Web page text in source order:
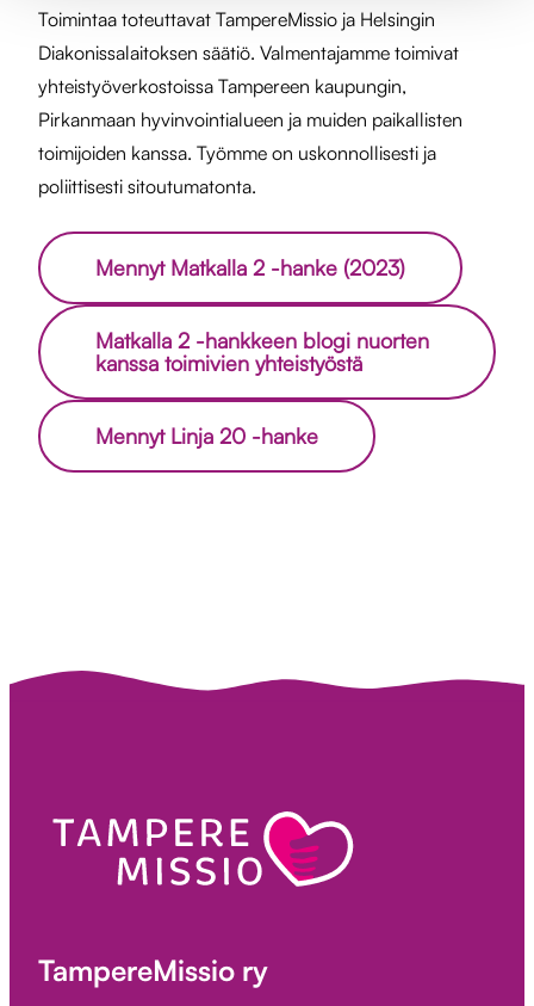
Toimintaa toteuttavat TampereMissio ja Helsingin
Diakonissalaitoksen säätiö. Valmentajamme toimivat
yhteistyöverkostoissa Tampereen kaupungin,
Pirkanmaan hyvinvointialueen ja muiden paikallisten
toimijoiden kanssa. Työmme on uskonnollisesti ja
poliittisesti sitoutumatonta.
Mennyt Matkalla 2 -hanke (2023)
Matkalla 2 -hankkeen blogi nuorten
kanssa toimivien yhteistyöstä
Mennyt Linja 20 -hanke
TampereMissio ry